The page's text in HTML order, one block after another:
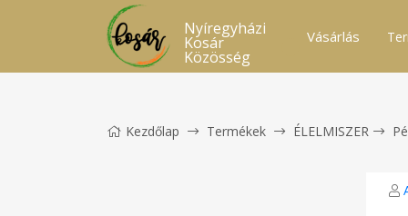
Nyíregyházi
Kosár
Közösség
Vásárlás
Kezdőlap Termékek ÉLELMISZER